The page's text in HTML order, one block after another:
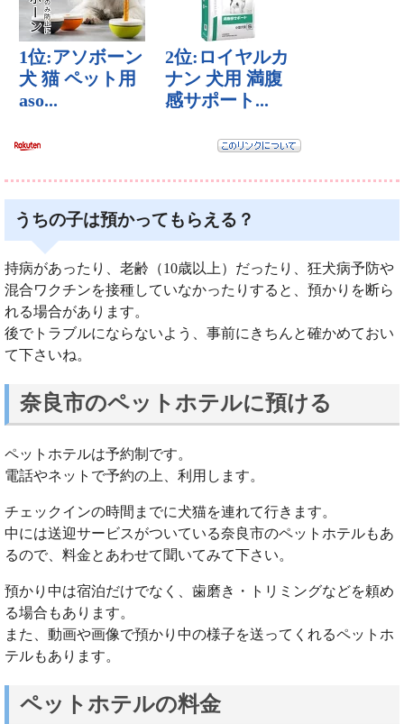
うちの子は預かってもらえる？
持病があったり、老齢（10歳以上）だったり、狂犬病予防や
混合ワクチンを接種していなかったりすると、預かりを断ら
れる場合があります。
後でトラブルにならないよう、事前にきちんと確かめておい
て下さいね。
奈良市のペットホテルに預ける
ペットホテルは予約制です。
電話やネットで予約の上、利用します。
チェックインの時間までに犬猫を連れて行きます。
中には送迎サービスがついている奈良市のペットホテルもあ
るので、料金とあわせて聞いてみて下さい。
預かり中は宿泊だけでなく、歯磨き・トリミングなどを頼め
る場合もあります。
また、動画や画像で預かり中の様子を送ってくれるペットホ
テルもあります。
ペットホテルの料金